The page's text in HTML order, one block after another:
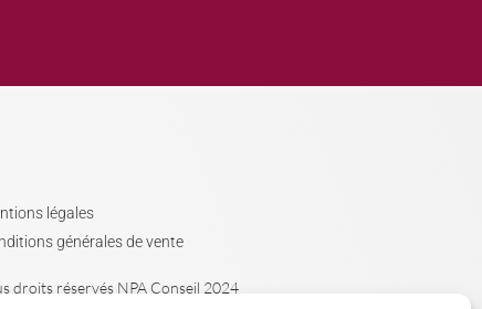
légales
générales de vente
droits réservés NPA Conseil 2024